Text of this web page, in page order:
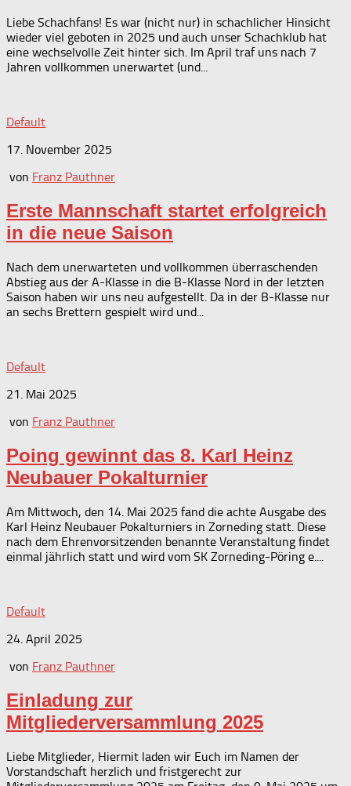
Liebe Schachfans! Es war (nicht nur) in schachlicher Hinsicht
wieder viel geboten in 2025 und auch unser Schachklub hat
eine wechselvolle Zeit hinter sich. Im April traf uns nach 7
Jahren vollkommen unerwartet (und...
Default
17. November 2025
von Franz Pauthner
Erste Mannschaft startet erfolgreich
in die neue Saison
Nach dem unerwarteten und vollkommen überraschenden
Abstieg aus der A-Klasse in die B-Klasse Nord in der letzten
Saison haben wir uns neu aufgestellt. Da in der B-Klasse nur
an sechs Brettern gespielt wird und...
Default
21. Mai 2025
von Franz Pauthner
Poing gewinnt das 8. Karl Heinz
Neubauer Pokalturnier
Am Mittwoch, den 14. Mai 2025 fand die achte Ausgabe des
Karl Heinz Neubauer Pokalturniers in Zorneding statt. Diese
nach dem Ehrenvorsitzenden benannte Veranstaltung findet
einmal jährlich statt und wird vom SK Zorneding-Pöring e....
Default
24. April 2025
von Franz Pauthner
Einladung zur
Mitgliederversammlung 2025
Liebe Mitglieder, Hiermit laden wir Euch im Namen der
Vorstandschaft herzlich und fristgerecht zur